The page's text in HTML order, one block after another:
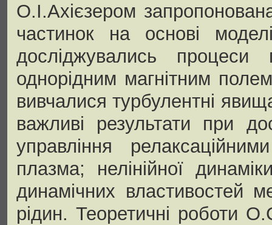
О.І.Ахієзером
частинок на основі
досліджувались процеси
однорідним магнітним
вивчалися турбулентні
важливі результати при
управління
плазма; нелінійної
динамічних властивостей
рідин. Теоретичні роботи